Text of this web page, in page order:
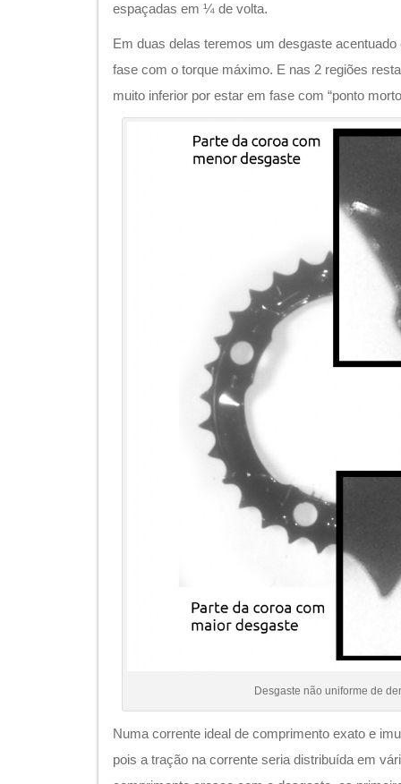
espaçadas em ¼ de volta.
Em duas delas teremos um desgaste
fase com o torque máximo. E nas 2 regiões
muito inferior por estar em fase com “ponto
Desgaste não uniforme de
Numa corrente ideal de comprimento exato e
pois a tração na corrente seria distribuída em